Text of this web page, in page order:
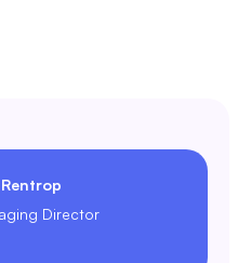
Rentrop
Director